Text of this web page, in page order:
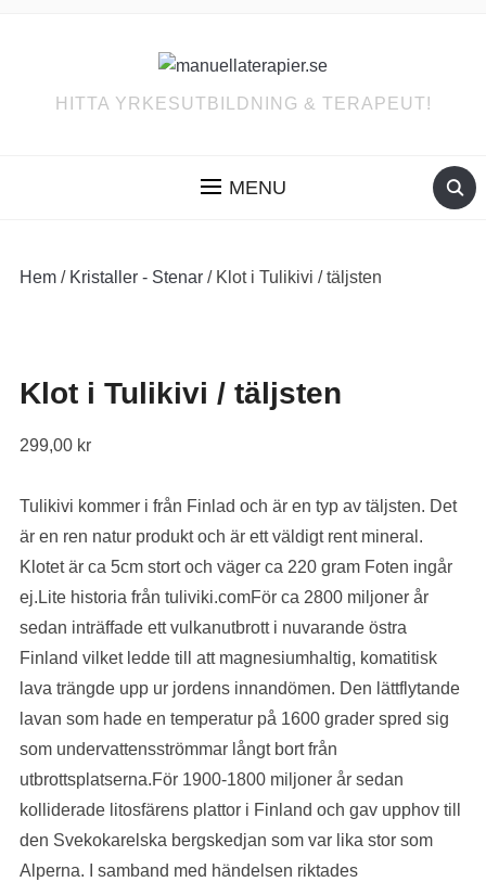
HITTA YRKESUTBILDNING & TERAPEUT!
MENU
Hem/ Kristaller - Stenar/ Klot i Tulikivi / täljsten
Klot i Tulikivi / täljsten
299,00 kr
Tulikivi kommer i från Finlad och är en typ av täljsten. Det
är en ren natur produkt och är ett väldigt rent mineral.
Klotet är ca 5cm stort och väger ca 220 gram Foten ingår
ej.Lite historia från tuliviki.comFör ca 2800 miljoner år
sedan inträffade ett vulkanutbrott i nuvarande östra
Finland vilket ledde till att magnesiumhaltig, komatitisk
lava trängde upp ur jordens innandömen. Den lättflytande
lavan som hade en temperatur på 1600 grader spred sig
som undervattensströmmar långt bort från
utbrottsplatserna.För 1900-1800 miljoner år sedan
kolliderade litosfärens plattor i Finland och gav upphov till
den Svekokarelska bergskedjan som var lika stor som
Alperna. I samband med händelsen riktades